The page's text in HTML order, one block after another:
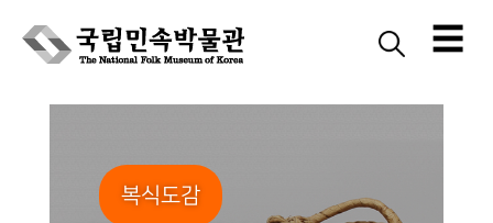
☰
Skip
복식도감